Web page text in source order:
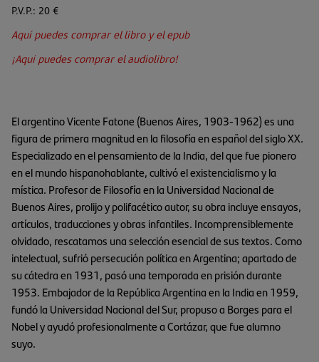
P.V.P.: 20 €
Aquí puedes comprar el libro y el epub
¡Aquí puedes comprar el audiolibro!
El argentino Vicente Fatone (Buenos Aires, 1903-1962) es una
figura de primera magnitud en la filosofía en español del siglo XX.
Especializado en el pensamiento de la India, del que fue pionero
en el mundo hispanohablante, cultivó el existencialismo y la
mística. Profesor de Filosofía en la Universidad Nacional de
Buenos Aires, prolijo y polifacético autor, su obra incluye ensayos,
artículos, traducciones y obras infantiles. Incomprensiblemente
olvidado, rescatamos una selección esencial de sus textos. Como
intelectual, sufrió persecución política en Argentina; apartado de
su cátedra en 1931, pasó una temporada en prisión durante
1953. Embajador de la República Argentina en la India en 1959,
fundó la Universidad Nacional del Sur, propuso a Borges para el
Nobel y ayudó profesionalmente a Cortázar, que fue alumno
suyo.